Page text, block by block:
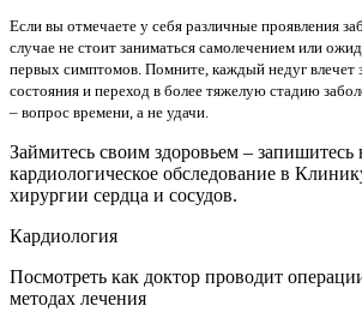
Если вы отмечаете у себя различные проявления
случае не стоит заниматься самолечением или
первых симптомов. Помните, каждый недуг влечет
состояния и переход в более тяжелую стадию
– вопрос времени, а не удачи.
Займитесь своим здоровьем – запишитесь
кардиологическое обследование в
хирургии сердца и сосудов.
Кардиология
Посмотреть как доктор проводит
методах лечения